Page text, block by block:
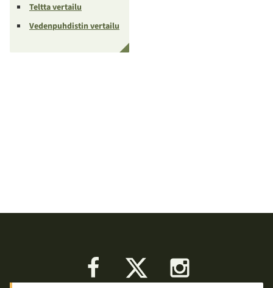
Teltta vertailu
Vedenpuhdistin vertailu
Facebook